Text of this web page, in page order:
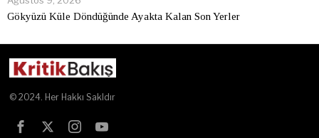
Gökyüzü Küle Döndüğünde Ayakta Kalan Son Yerler
© 2024. Her Hakkı Sakldır